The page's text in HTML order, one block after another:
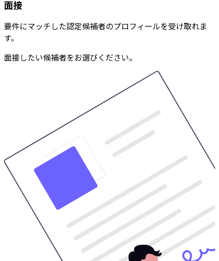
面接
要件にマッチした認定候補者のプロフィールを受け取れま
す。
面接したい候補者をお選びください。